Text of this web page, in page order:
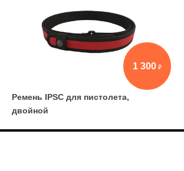
1 300
Ремень IPSC для пистолета,
двойной